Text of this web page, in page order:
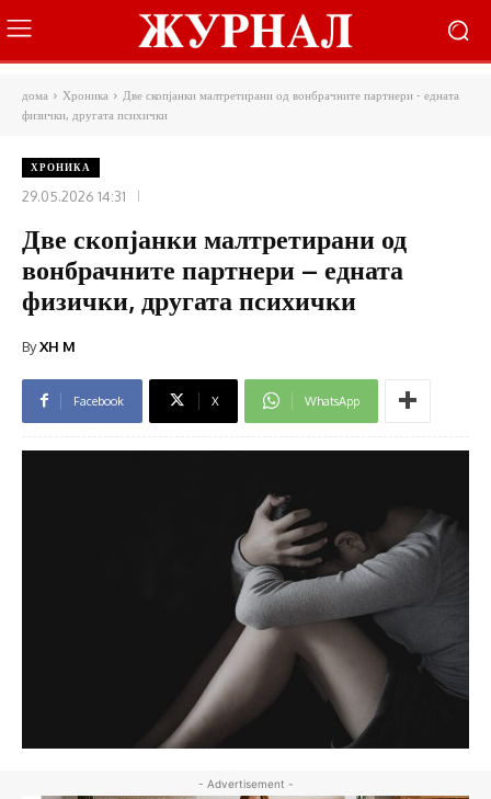
дома Хроника
Две скопјанки малтретирани од вонбрачните партнери - едната
физички, другата психички
ХРОНИКА
29.05.2026 14:31
Две скопјанки малтретирани од
вонбрачните партнери – едната
физички, другата психички
ByXH M
Facebook X WhatsApp
- Advertisement -